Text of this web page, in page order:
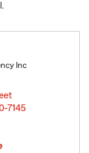
Inc
7145